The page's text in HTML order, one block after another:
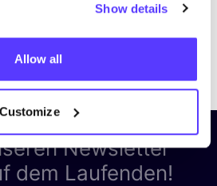
Show details
Allow all
Customize
Newsletter
dem Laufenden!